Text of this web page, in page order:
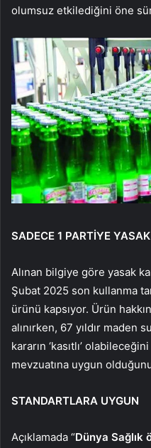
olumsuz etkilediğini öne
SADECE 1 PARTİYE YASAK
Alınan bilgiye göre yasak
Şubat 2025 son kullanma
ürünü kapsıyor. Ürün
alınırken, 67 yıldır
kararın ‘kasıtlı’
mevzuatına uygun
STANDARTLARA UYGUN
Açıklamada “Dünya Sağlık